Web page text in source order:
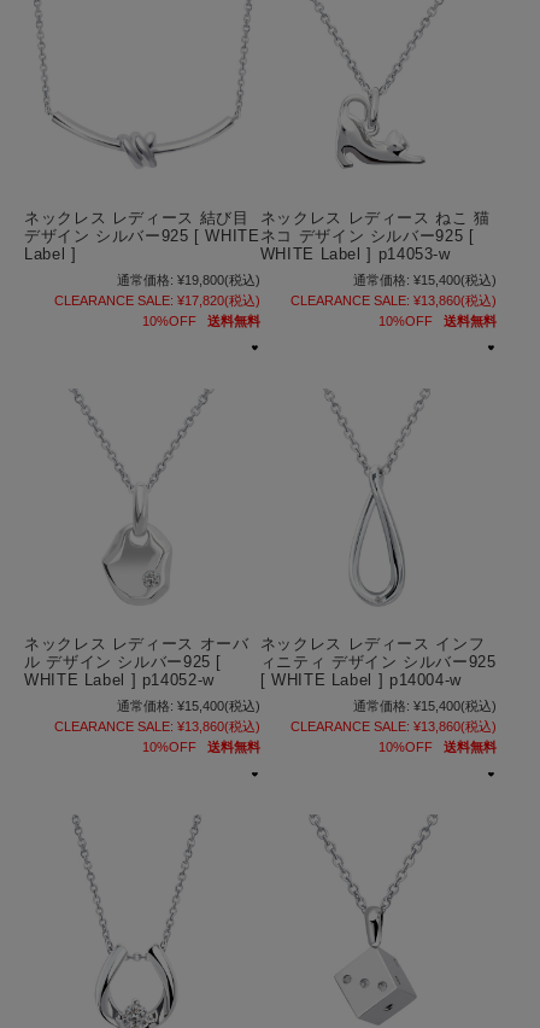
ネックレス レディース 結び目
デザイン シルバー925 [ WHITE
Label ]
通常価格: ¥19,800(税込)
CLEARANCE SALE: ¥17,820(税込)
10%OFF
送料無料
ネックレス レディース ねこ 猫
ネコ デザイン シルバー925 [
WHITE Label ] p14053-w
通常価格: ¥15,400(税込)
CLEARANCE SALE: ¥13,860(税込)
10%OFF
送料無料
ネックレス レディース オーバ
ル デザイン シルバー925 [
WHITE Label ] p14052-w
通常価格: ¥15,400(税込)
CLEARANCE SALE: ¥13,860(税込)
10%OFF
送料無料
ネックレス レディース インフ
ィニティ デザイン シルバー925
[ WHITE Label ] p14004-w
通常価格: ¥15,400(税込)
CLEARANCE SALE: ¥13,860(税込)
10%OFF
送料無料